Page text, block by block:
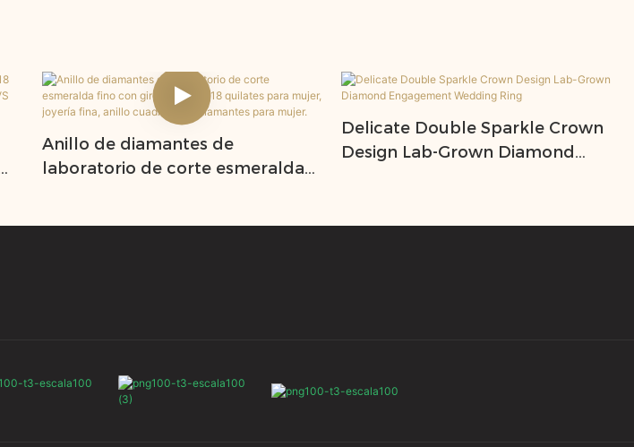
Anillo de diamantes de
laboratorio de corte esmeralda
Delicate Double Sparkle Crown
Design Lab-Grown Diamond